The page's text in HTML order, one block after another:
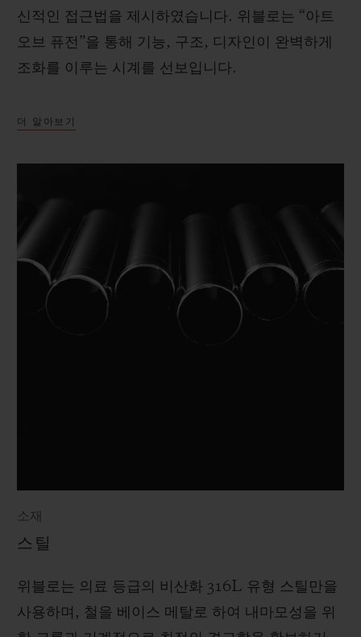
신적인 접근법을 제시하였습니다. 위블로는 “아트
오브 퓨전”을 통해 기능, 구조, 디자인이 완벽하게
조화를 이루는 시계를 선보입니다.
더 알아보기
소재
스틸
위블로는 의료 등급의 비산화 316L 유형 스틸만을
사용하며, 철을 베이스 메탈로 하여 내마모성을 위